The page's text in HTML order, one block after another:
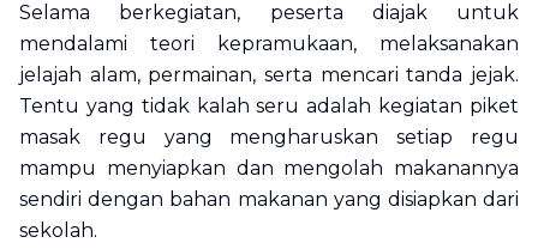
Selama berkegiatan, peserta diajak untuk
mendalami teori kepramukaan, melaksanakan
jelajah alam, permainan, serta mencari tanda jejak.
Tentu yang tidak kalah seru adalah kegiatan piket
masak regu yang mengharuskan setiap regu
mampu menyiapkan dan mengolah makanannya
sendiri dengan bahan makanan yang disiapkan dari
sekolah.